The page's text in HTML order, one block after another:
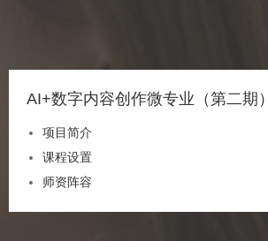
AI+数字内容创作微专业（第二期）
项目简介
课程设置
师资阵容